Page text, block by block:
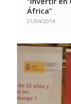
África”
01/04/2014